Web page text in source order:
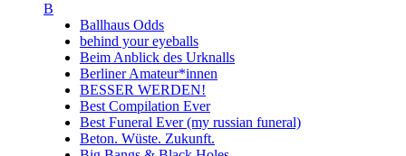
B
Ballhaus Odds
behind your eyeballs
Beim Anblick des Urknalls
Berliner Amateur*innen
BESSER WERDEN!
Best Compilation Ever
Best Funeral Ever (my russian funeral)
Beton. Wüste. Zukunft.